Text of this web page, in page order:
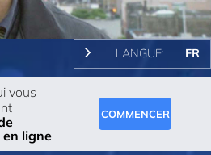
Video
LANGUE: FR
vous
ligne
COMMENCER